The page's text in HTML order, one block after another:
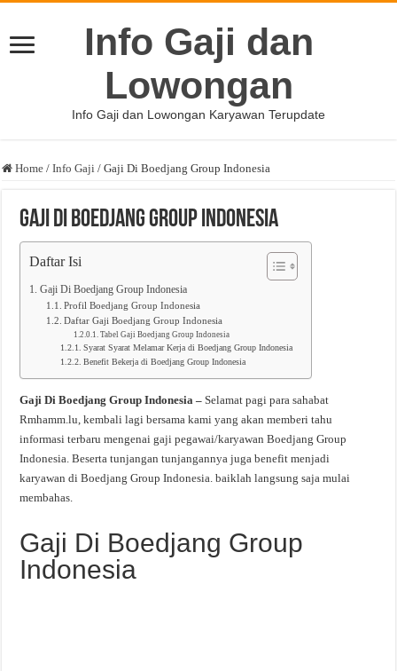
Info Gaji dan
Lowongan
Info Gaji dan Lowongan Karyawan Terupdate
Home / Info Gaji / Gaji Di Boedjang Group Indonesia
Gaji Di Boedjang Group Indonesia
Daftar Isi
Gaji Di Boedjang Group Indonesia
Profil Boedjang Group Indonesia
Daftar Gaji Boedjang Group Indonesia
Tabel Gaji Boedjang Group Indonesia
Syarat Syarat Melamar Kerja di Boedjang Group Indonesia
Benefit Bekerja di Boedjang Group Indonesia
Gaji Di Boedjang Group Indonesia –Selamat pagi para sahabat
Rmhamm.lu, kembali lagi bersama kami yang akan memberi tahu
informasi terbaru mengenai gaji pegawai/karyawan Boedjang Group
Indonesia. Beserta tunjangan tunjangannya juga benefit menjadi
karyawan di Boedjang Group Indonesia. baiklah langsung saja mulai
membahas.
Gaji Di Boedjang Group
Indonesia